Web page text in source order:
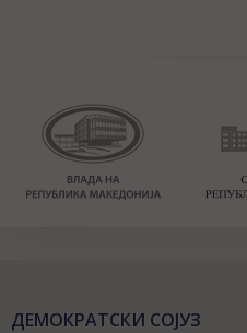
ДЕМОКРАТСКИ СОЈУЗ